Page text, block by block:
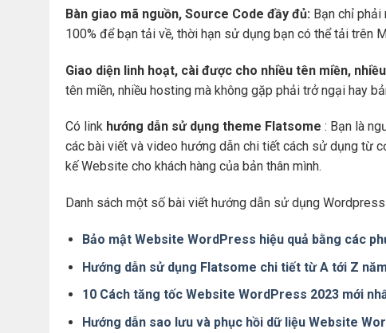
Bàn giao mã nguồn, Source Code đầy đủ: Bạn chỉ
100% để bạn tải về, thời hạn sử dụng bạn có thể tải trên
Giao diện linh hoạt, cài được cho nhiều tên miền,
tên miền, nhiều hosting mà không gặp phải trở ngại hay
Có link hướng dẫn sử dụng theme Flatsome : Bạn là
các bài viết và video hướng dẫn chi tiết cách sử dụng từ
kế Website cho khách hàng của bản thân mình.
Danh sách một số bài viết hướng dẫn sử dụng
Bảo mật Website WordPress hiệu quả bằng các
Hướng dẫn sử dụng Flatsome chi tiết từ A tới Z
10 Cách tăng tốc Website WordPress 2023 mới
Hướng dẫn sao lưu và phục hồi dữ liệu Website